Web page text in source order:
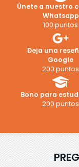
Únete a nuestro
Whatsapp
100 puntos
Deja una
Google
200 puntos
Bono para
200 puntos